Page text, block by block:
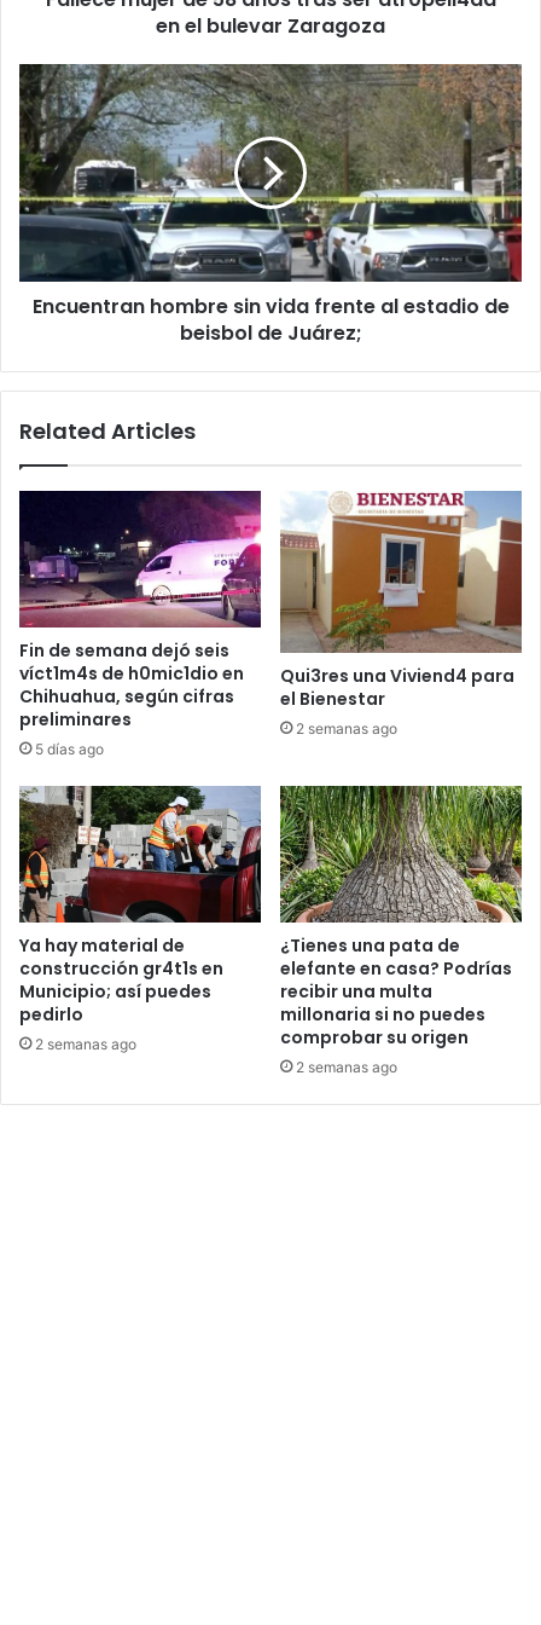
en el bulevar Zaragoza
Encuentran
hombre
sin
vida
frente
al
estadio
beisbol
deEncuentran hombre sin vida frente al estadio de
beisbol de Juárez;
Related Articles
Fin de semana dejó seis
víct1m4s de h0mic1dio en
Chihuahua, según cifras
preliminares
5 días ago
Qui3res una Viviend4 para
el Bienestar
2 semanas ago
Ya hay material de
construcción gr4t1s en
Municipio; así puedes
pedirlo
2 semanas ago
¿Tienes una pata de
elefante en casa? Podrías
recibir una multa
millonaria si no puedes
comprobar su origen
2 semanas ago